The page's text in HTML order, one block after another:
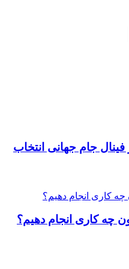
جام جهانی انتخاب
چه کاری انجام دهیم؟